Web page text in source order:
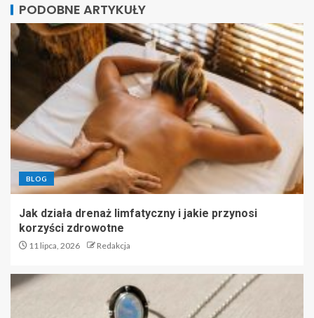
PODOBNE ARTYKUŁY
BLOG
Jak działa drenaż limfatyczny i jakie przynosi
korzyści zdrowotne
11 lipca, 2026 Redakcja